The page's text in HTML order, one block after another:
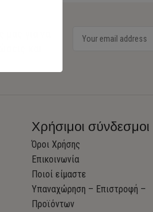
Χρήσιμοι σύνδεσμοι
Όροι Χρήσης
Επικοινωνία
Ποιοί είμαστε
Υπαναχώρηση – Επιστροφή –
Προϊόντων